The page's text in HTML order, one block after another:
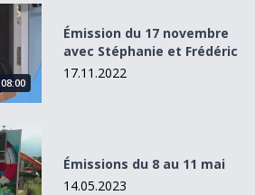
avec Stéphanie et Frédéric
Émission du 17 novembre
avec Stéphanie et Frédéric
17.11.2022
mai
Émissions du 8 au 11 mai
14.05.2023